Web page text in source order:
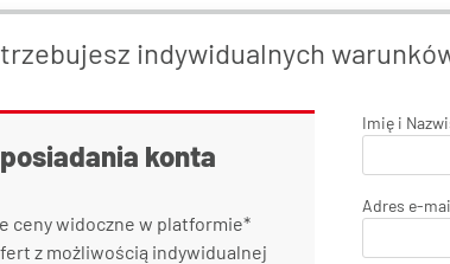
indywidualnych
konta
ceny widoczne w platformie*
z możliwością indywidualnej
Imię i
Adres e-